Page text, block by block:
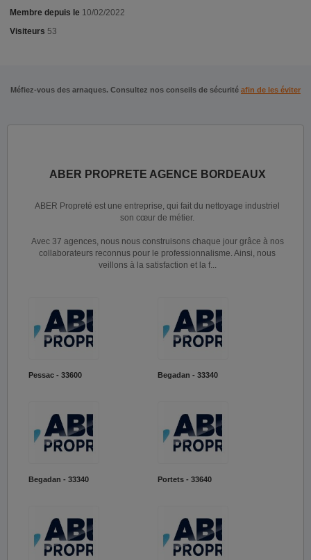
Membre depuis le 10/02/2022
Visiteurs 53
Méfiez-vous des arnaques. Consultez nos conseils de sécurité afin de les éviter
ABER PROPRETE AGENCE BORDEAUX
ABER Propreté est une entreprise, qui fait du nettoyage industriel
son cœur de métier.
Avec 37 agences, nous nous construisons chaque jour grâce à nos
collaborateurs reconnus pour le professionnalisme. Ainsi, nous
veillons à la satisfaction et la f...
Pessac - 33600 Begadan - 33340
Begadan - 33340 Portets - 33640